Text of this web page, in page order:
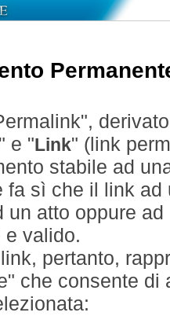
" e " Link" (link
stabile ad
fa sì che il link
un atto oppure
e valido.
pertanto,
che consente